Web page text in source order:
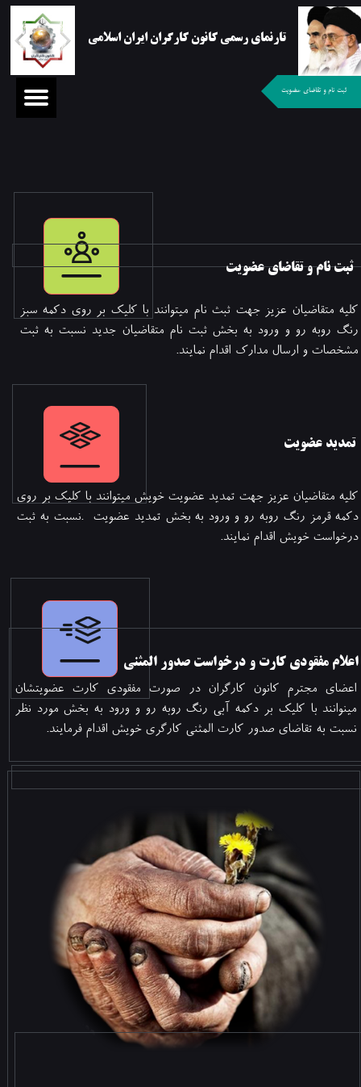
ثبت نام و تقاضای عضویت
تارنمای رسمی کانون کارگران ایران اسلامی
ثبت نام و تقاضای عضویت
کلیه متقاضیان عزیز جهت ثبث نام میتوانند با کلیک بر روی دکمه سبز
رنگ روبه رو و ورود به بخش ثبت نام متقاضیان جدید نسبت به ثبت
مشخصات و ارسال مدارک اقدام نمایند.
تمدید عضویت
کلیه متقاضیان عزیز جهت تمدید عضویت خویش میتوانند با کلیک بر روی
دکمه قرمز رنگ روبه رو و ورود به بخش تمدید عضویت .نسبت به ثبت
درخواست خویش اقدام نمایند.​​​​​​​
​اعلام مفقودی کارت و درخواست صدور المثنی
اعضای مجترم کانون کارگران در صورت مفقودی کارت عضویتشان
مینوانند با کلیک بر دکمه آبی رنگ روبه رو و ورود به بخش مورد نظر
نسبت به تقاضای صدور کارت المثنی کارگری خویش اقدام فرمایند.